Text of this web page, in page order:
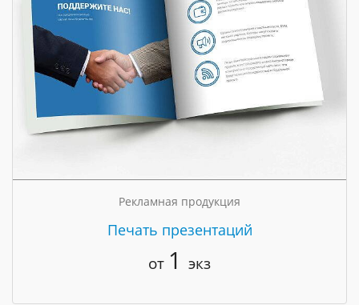
Рекламная продукция
Печать презентаций
от 1 экз